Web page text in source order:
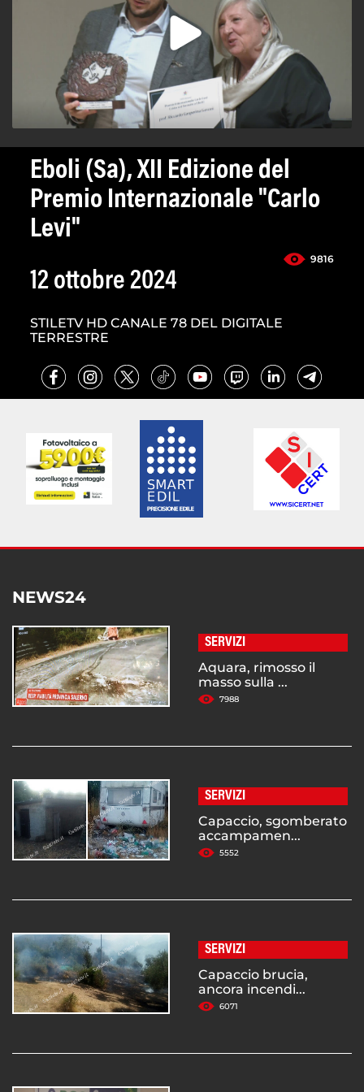
Eboli (Sa), XII Edizione del
Premio Internazionale "Carlo
Levi"
9816
12 ottobre 2024
STILETV HD CANALE 78 DEL DIGITALE
TERRESTRE
NEWS24
SERVIZI
Aquara, rimosso il
masso sulla ...
7988
SERVIZI
Capaccio, sgomberato
accampamen...
5552
SERVIZI
Capaccio brucia,
ancora incendi...
6071